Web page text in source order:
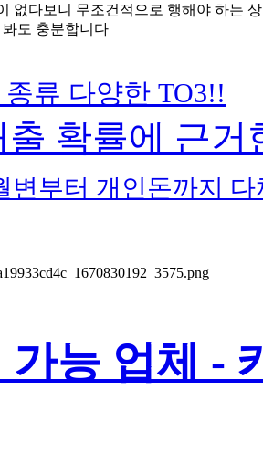
없다보니 무조건적으로 행해야 하는
도 충분합니다
류 다양한 TO3!!
확률에 근거
변부터 개인돈까지 다
가능 업체 -